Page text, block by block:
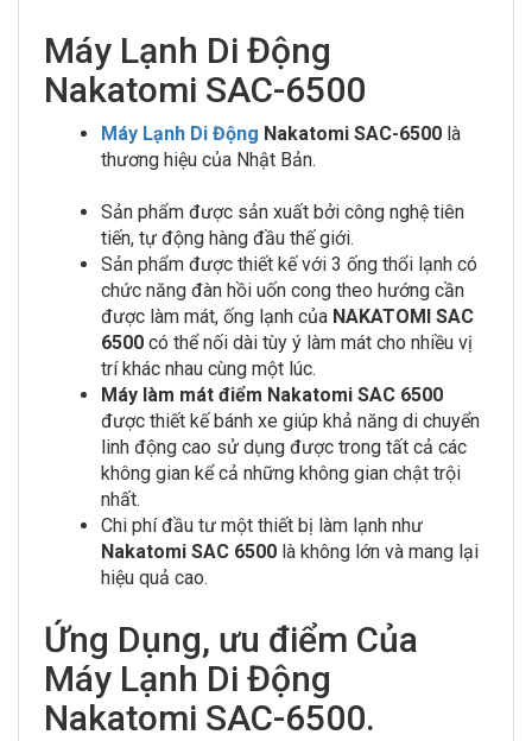
Máy Lạnh Di Động
Nakatomi SAC-6500
Máy Lạnh Di Động Nakatomi SAC-6500 là
thương hiệu của Nhật Bản.
Sản phẩm được sản xuất bởi công nghệ tiên
tiến, tự động hàng đầu thế giới.
Sản phẩm được thiết kế với 3 ống thổi lạnh có
chức năng đàn hồi uốn cong theo hướng cần
được làm mát, ống lạnh của NAKATOMI SAC
6500 có thể nối dài tùy ý làm mát cho nhiều vị
trí khác nhau cùng một lúc.
Máy làm mát điểm Nakatomi SAC 6500
được thiết kế bánh xe giúp khả năng di chuyển
linh động cao sử dụng được trong tất cả các
không gian kể cả những không gian chật trội
nhất.
Chi phí đầu tư một thiết bị làm lạnh như
Nakatomi SAC 6500 là không lớn và mang lại
hiệu quả cao.
Ứng Dụng, ưu điểm Của
Máy Lạnh Di Động
Nakatomi SAC-6500.